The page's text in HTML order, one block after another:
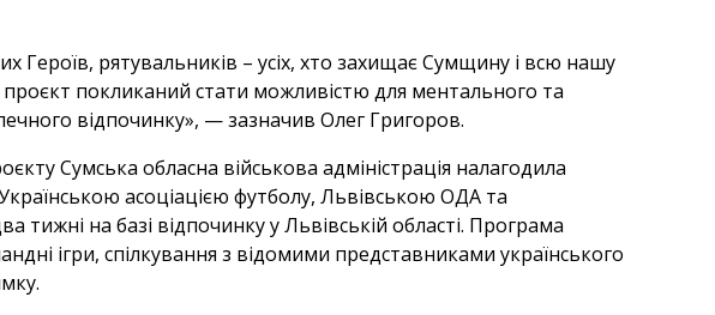
Героїв, рятувальників – усіх, хто захищає Сумщину і всю нашу
покликаний стати можливістю для ментального та
відпочинку», — зазначив Олег Григоров.
Сумська обласна військова адміністрація налагодила
асоціацією футболу, Львівською ОДА та
на базі відпочинку у Львівській області. Програма
ігри, спілкування з відомими представниками українського